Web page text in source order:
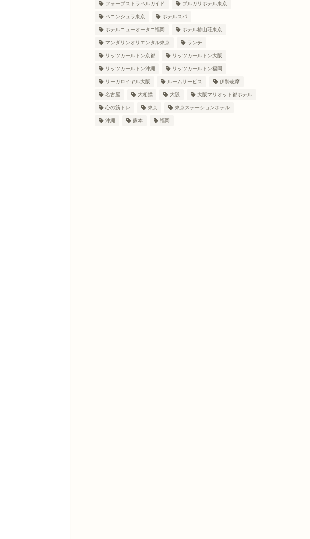
フォーブストラベルガイド ブルガリホテル東京
ペニンシュラ東京 ホテルスパ
ホテルニューオータニ福岡 ホテル椿山荘東京
マンダリンオリエンタル東京 ランチ
リッツカールトン京都 リッツカールトン大阪
リッツカールトン沖縄 リッツカールトン福岡
リーガロイヤル大阪 ルームサービス 伊勢志摩
名古屋 大相撲 大阪 大阪マリオット都ホテル
心の筋トレ 東京 東京ステーションホテル
沖縄 熊本 福岡